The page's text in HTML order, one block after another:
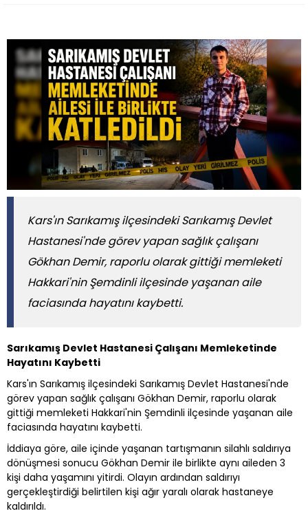
Kars'ın Sarıkamış ilçesindeki Sarıkamış Devlet
Hastanesi'nde görev yapan sağlık çalışanı
Gökhan Demir, raporlu olarak gittiği memleketi
Hakkari'nin Şemdinli ilçesinde yaşanan aile
faciasında hayatını kaybetti.
Sarıkamış Devlet Hastanesi Çalışanı Memleketinde
Hayatını Kaybetti
Kars'ın Sarıkamış ilçesindeki Sarıkamış Devlet Hastanesi'nde
görev yapan sağlık çalışanı Gökhan Demir, raporlu olarak
gittiği memleketi Hakkari'nin Şemdinli ilçesinde yaşanan aile
faciasında hayatını kaybetti.
İddiaya göre, aile içinde yaşanan tartışmanın silahlı saldırıya
dönüşmesi sonucu Gökhan Demir ile birlikte aynı aileden 3
kişi daha yaşamını yitirdi. Olayın ardından saldırıyı
gerçekleştirdiği belirtilen kişi ağır yaralı olarak hastaneye
kaldırıldı.